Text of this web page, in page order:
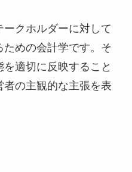
クホルダーに対して
めの会計学です。そ
適切に反映すること
の主観的な主張を表